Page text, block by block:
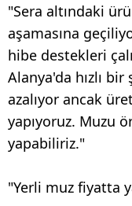
"Sera altındaki
aşamasına
hibe destekleri
Alanya'da hızlı
azalıyor ancak
yapıyoruz. Muzu
yapabiliriz."
"Yerli muz fiyatta